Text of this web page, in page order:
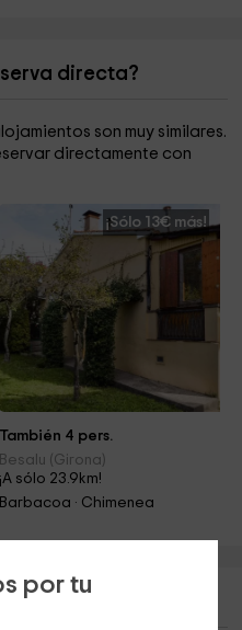
por tu
directa?
son muy similares.
directamente con
¡Sólo 13€ más!
También 4 pers.
Besalu (Girona)
¡A sólo 23.9km!
Barbacoa · Chimenea